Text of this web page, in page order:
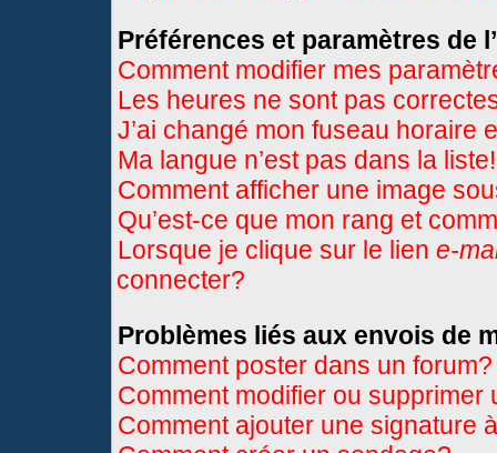
Préférences et paramètres de
Comment modifier mes
Les heures ne sont pas
J’ai changé mon fuseau horaire
Ma langue n’est pas dans la liste!
Comment afficher une image
Qu’est-ce que mon rang et
Lorsque je clique sur le lien e-
connecter?
Problèmes liés aux envois de
Comment poster dans un forum?
Comment modifier ou supprimer
Comment ajouter une signature